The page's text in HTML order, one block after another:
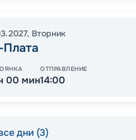
, Вторник
00 мин
ОТПРАВЛЕНИЕ
14:00
дни (3)